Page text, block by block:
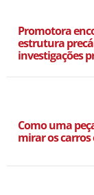
Promotora
estrutura
investigações
Como uma
mirar os